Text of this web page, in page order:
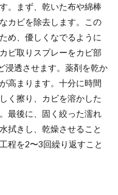
。まず、乾いた布や綿棒
カビを除去します。この
め、優しくなでるように
ビ取りスプレーをカビ部
浸透させます。薬剤を乾か
高まります。十分に時間
く擦り、カビを溶かした
最後に、固く絞った濡れ
拭きし、乾燥させること
程を2〜3回繰り返すこと